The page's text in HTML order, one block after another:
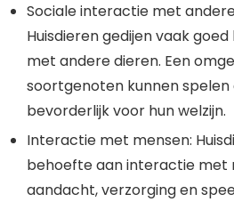
Sociale interactie met
Huisdieren gedijen vaak
met andere dieren. Een
soortgenoten kunnen
bevorderlijk voor hun welzijn.
Interactie met mensen:
behoefte aan interactie met
aandacht, verzorging en